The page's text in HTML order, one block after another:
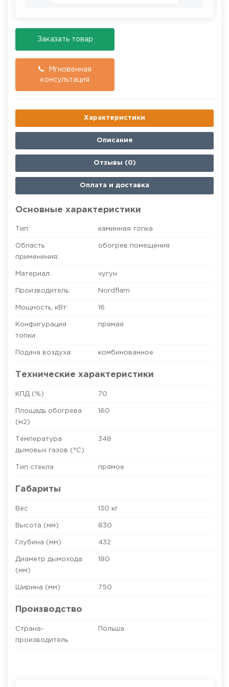
Заказать товар
Мгновенная
консультация
Характеристики
Описание
Отзывы (0)
Оплата и доставка
Основные характеристики
Тип: каминная топка
Область
применения:
обогрев помещения
Материал: чугун
Производитель: Nordflam
Мощность, кВт: 16
Конфигурация
топки:
прямая
Подача воздуха: комбинованное
Технические характеристики
КПД (%) 70
Площадь обогрева
(м2)
160
Температура
дымовых газов (°C)
348
Тип стекла прямое
Габариты
Вес 130 кг
Высота (мм) 830
Глубина (мм) 432
Диаметр дымохода
(мм)
180
Ширина (мм) 750
Производство
Страна-
производитель
Польша